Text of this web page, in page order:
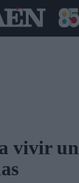
vivir